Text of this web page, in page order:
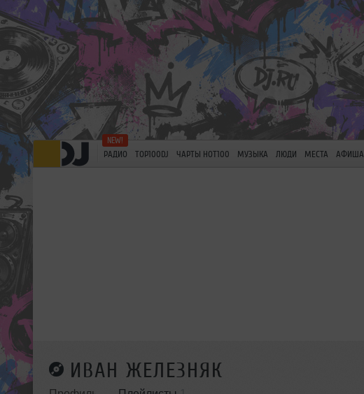
РАДИО TOP100DJ ЧАРТЫ HOT100 МУЗЫКА ЛЮДИ МЕСТА АФИША
ИВАН ЖЕЛЕЗНЯК